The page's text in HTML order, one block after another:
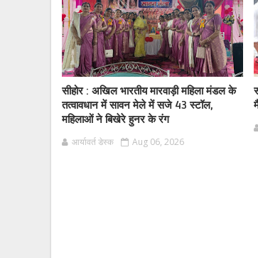
सीहोर : अखिल भारतीय मारवाड़ी महिला मंडल के
तत्वावधान में सावन मेले में सजे 43 स्टॉल,
महिलाओं ने बिखेरे हुनर के रंग
आर्यावर्त डेस्क Aug 06, 2026